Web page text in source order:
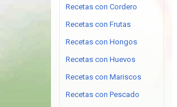
Recetas con Cordero
Recetas con Frutas
Recetas con Hongos
Recetas con Huevos
Recetas con Mariscos
Recetas con Pescado